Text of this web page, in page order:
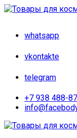
whatsapp
vkontakte
telegram
+7 938 488-